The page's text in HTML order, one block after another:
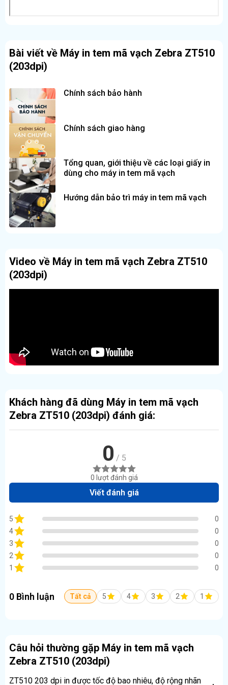
Độ bền cao
Vận hành ổn định
Phù hợp cho doanh nghiệp cần giải pháp in tem chuyên
nghiệp và lâu dài.
Bài viết về Máy in tem mã vạch Zebra ZT510
(203dpi)
Chính sách bảo hành
Chính sách giao hàng
Tổng quan, giới thiệu về các loại giấy in
dùng cho máy in tem mã vạch
Hướng dẫn bảo trì máy in tem mã vạch
Video về Máy in tem mã vạch Zebra ZT510
(203dpi)
Khách hàng đã dùng Máy in tem mã vạch
Zebra ZT510 (203dpi) đánh giá:
0 / 5
0 lượt đánh giá
Viết đánh giá
5
0
4
0
3
0
2
0
1
0
0 Bình luận Tất cả 5 4 3 2 1
Câu hỏi thường gặp Máy in tem mã vạch
Zebra ZT510 (203dpi)
ZT510 203 dpi in được tốc độ bao nhiêu, độ rộng nhãn